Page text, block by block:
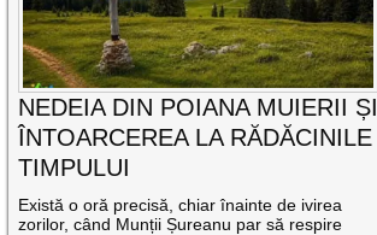
NEDEIA DIN POIANA MUIERII ȘI
ÎNTOARCEREA LA RĂDĂCINILE
TIMPULUI
Există o oră precisă, chiar înainte de ivirea
zorilor, când Munții Șureanu par să respire